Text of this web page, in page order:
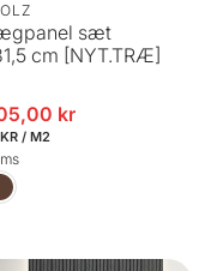
sæt
cm [NYT.TRÆ]
kr
/ PR.
M2